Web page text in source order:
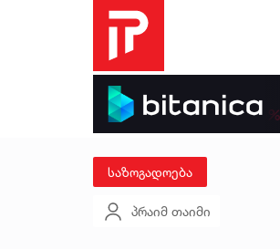
საზოგადოება
პრაიმ თაიმი